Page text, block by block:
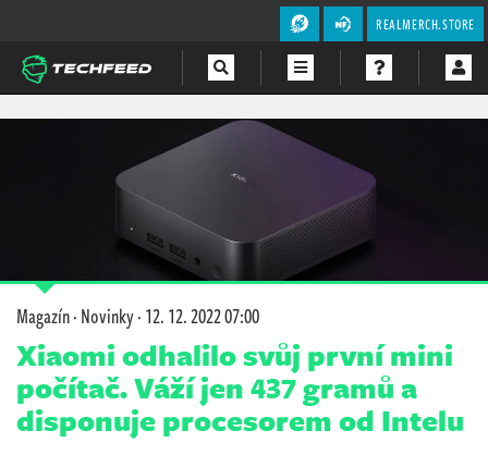
REALMERCH.STORE
Magazín·Novinky·12. 12. 2022 07:00
Xiaomi odhalilo svůj první mini
počítač. Váží jen 437 gramů a
disponuje procesorem od Intelu